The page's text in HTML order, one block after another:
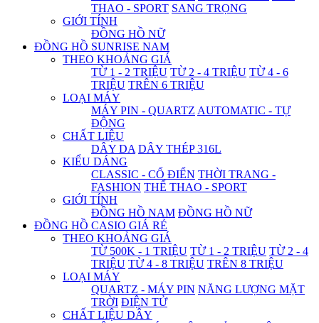
THAO - SPORT SANG TRỌNG
GIỚI TÍNH
ĐỒNG HỒ NỮ
ĐỒNG HỒ SUNRISE NAM
THEO KHOẢNG GIÁ
TỪ 1 - 2 TRIỆU TỪ 2 - 4 TRIỆU TỪ 4 - 6
TRIỆU TRÊN 6 TRIỆU
LOẠI MÁY
MÁY PIN - QUARTZ AUTOMATIC - TỰ
ĐỘNG
CHẤT LIỆU
DÂY DA DÂY THÉP 316L
KIỂU DÁNG
CLASSIC - CỔ ĐIỂN THỜI TRANG -
FASHION THỂ THAO - SPORT
GIỚI TÍNH
ĐỒNG HỒ NAM ĐỒNG HỒ NỮ
ĐỒNG HỒ CASIO GIÁ RẺ
THEO KHOẢNG GIÁ
TỪ 500K - 1 TRIỆU TỪ 1 - 2 TRIỆU TỪ 2 - 4
TRIỆU TỪ 4 - 8 TRIỆU TRÊN 8 TRIỆU
LOẠI MÁY
QUARTZ - MÁY PIN NĂNG LƯỢNG MẶT
TRỜI ĐIỆN TỬ
CHẤT LIỆU DÂY